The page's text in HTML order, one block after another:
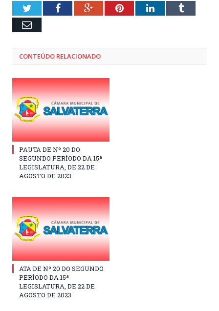
TwitterFacebookGoogle+PinterestLinkedInTumblr
Email
CONTEÚDO RELACIONADO
PAUTA DE Nº 20 DO
SEGUNDO PERÍODO DA 15ª
LEGISLATURA, DE 22 DE
AGOSTO DE 2023
ATA DE Nº 20 DO SEGUNDO
PERÍODO DA 15ª
LEGISLATURA, DE 22 DE
AGOSTO DE 2023